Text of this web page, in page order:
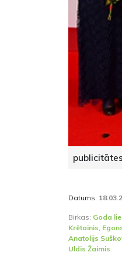
publicitātes
Datums:
Birkas: Goda
Krētainis,
Anatolijs
Uldis Žaimis